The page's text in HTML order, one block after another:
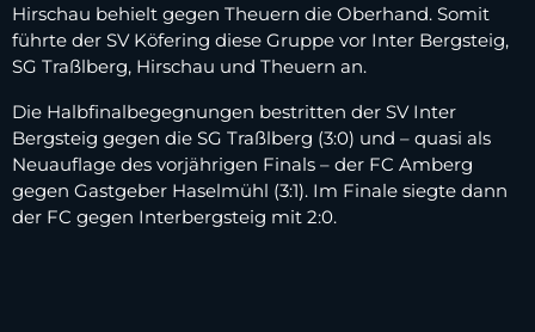
Hirschau behielt gegen Theuern die Oberhand. Somit
führte der SV Köfering diese Gruppe vor Inter Bergsteig,
SG Traßlberg, Hirschau und Theuern an.
Die Halbfinalbegegnungen bestritten der SV Inter
Bergsteig gegen die SG Traßlberg (3:0) und – quasi als
Neuauflage des vorjährigen Finals – der FC Amberg
gegen Gastgeber Haselmühl (3:1). Im Finale siegte dann
der FC gegen Interbergsteig mit 2:0.